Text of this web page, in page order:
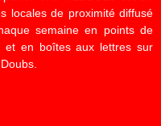
locales de proximité diffusé
semaine en points de
et en boîtes aux lettres sur